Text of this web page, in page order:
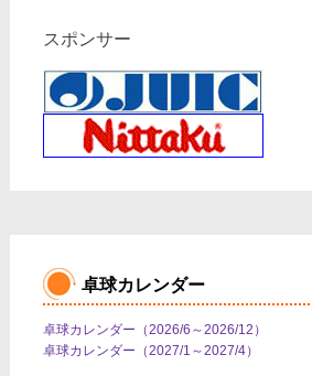
スポンサー
卓球カレンダー
卓球カレンダー（2026/6～2026/12）
卓球カレンダー（2027/1～2027/4）